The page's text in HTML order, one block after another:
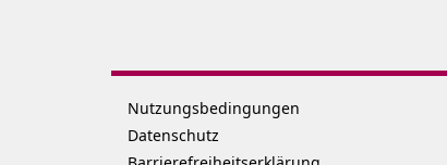
Nutzungsbedingungen
Datenschutz